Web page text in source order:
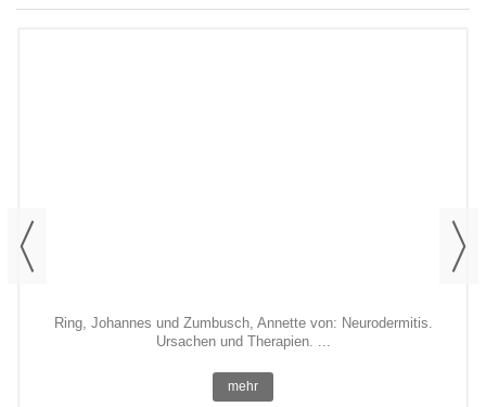
Ring, Johannes und Zumbusch, Annette von: Neurodermitis.
Ursachen und Therapien. ...
mehr